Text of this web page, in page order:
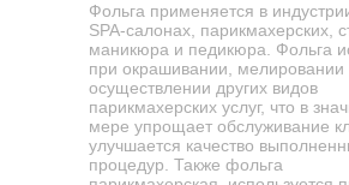
Фольга применяется в
SPA-салонах, парикмахерских,
маникюра и педикюра. Фольга
при окрашивании, мелировании
осуществлении других видов
парикмахерских услуг, что в
мере упрощает обслуживание
улучшается качество
процедур. Также фольга